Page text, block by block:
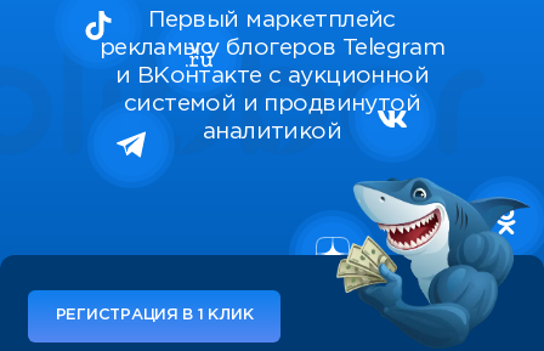
Первый маркетплейс
рекламы у блогеров Telegram
и ВКонтакте с аукционной
системой и продвинутой
аналитикой
РЕГИСТРАЦИЯ В 1 КЛИК